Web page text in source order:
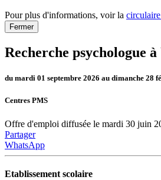
Pour plus d'informations, voir la
Fermer
Recherche psychologue à
du mardi 01 septembre 2026 au dimanche 28
Centres PMS
Offre d'emploi diffusée le mardi 30 juin
Partager
WhatsApp
Etablissement scolaire